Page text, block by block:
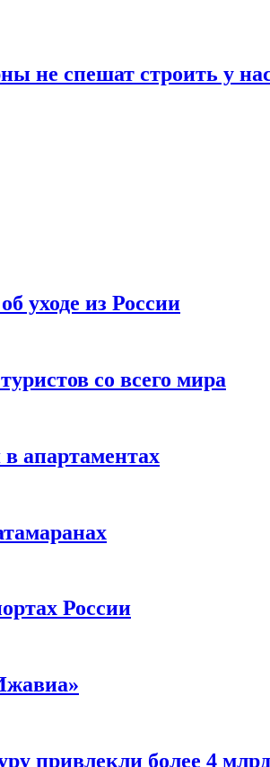
не спешат строить у
уходе из России
со всего мира
апартаментах
России
привлекли более 4